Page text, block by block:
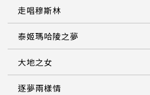
走唱穆斯林
泰姬瑪哈陵之夢
大地之女
逐夢兩樣情